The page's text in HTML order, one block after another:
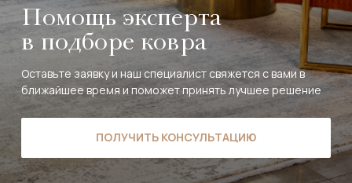
Помощь эксперта
в подборе ковра
Оставьте заявку и наш специалист свяжется с вами в
ближайшее время и поможет принять лучшее решение
ПОЛУЧИТЬ КОНСУЛЬТАЦИЮ